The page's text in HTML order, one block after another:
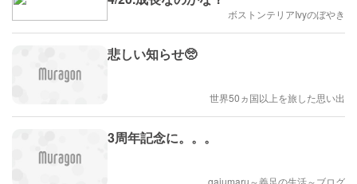
ボストンテリアIvyのぼやき
悲しい知らせ🥺
世界50ヵ国以上を旅した思い出
3周年記念に。。。